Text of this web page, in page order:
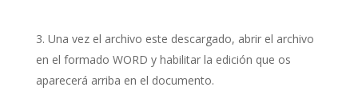
Una vez el archivo este descargado, abrir el archivo
en el formado WORD y habilitar la edición que os
aparecerá arriba en el documento.